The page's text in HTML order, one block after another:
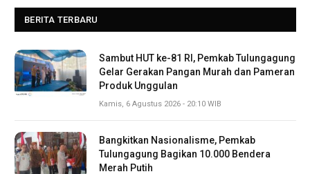
BERITA TERBARU
Sambut HUT ke-81 RI, Pemkab Tulungagung
Gelar Gerakan Pangan Murah dan Pameran
Produk Unggulan
Kamis, 6 Agustus 2026 - 20:10 WIB
Bangkitkan Nasionalisme, Pemkab
Tulungagung Bagikan 10.000 Bendera
Merah Putih